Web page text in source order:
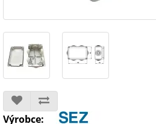
Výrobce: